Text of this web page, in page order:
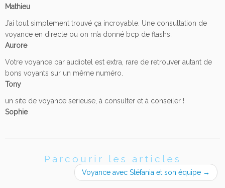
Mathieu
J’ai tout simplement trouvé ça incroyable. Une consultation de
voyance en directe ou on m’a donné bcp de flashs.
Aurore
Votre voyance par audiotel est extra, rare de retrouver autant de
bons voyants sur un même numéro.
Tony
un site de voyance serieuse, à consulter et à conseiler !
Sophie
Parcourir les articles
Voyance avec Stéfania et son équipe →